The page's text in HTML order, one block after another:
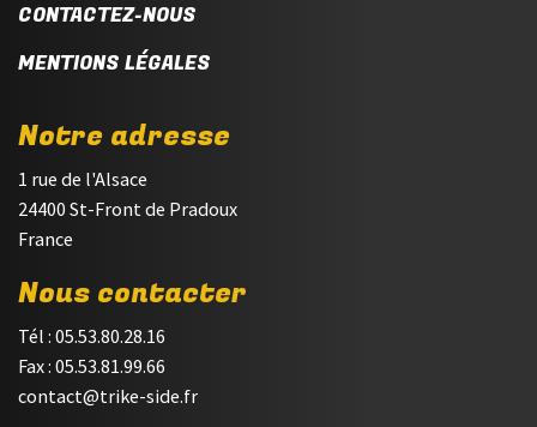
CONTACTEZ-NOUS
MENTIONS LÉGALES
Notre adresse
1 rue de l'Alsace
24400 St-Front de Pradoux
France
Nous contacter
Tél : 05.53.80.28.16
Fax : 05.53.81.99.66
contact@trike-side.fr